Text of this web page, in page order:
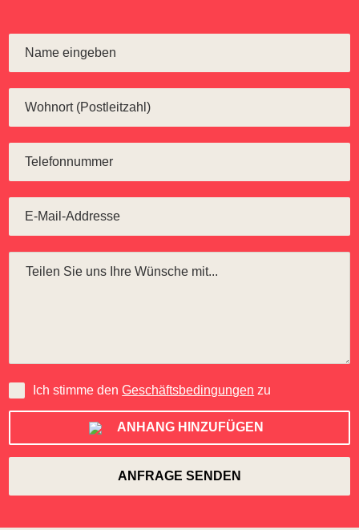
Ich stimme denGeschäftsbedingungen zu
ANHANG HINZUFÜGEN